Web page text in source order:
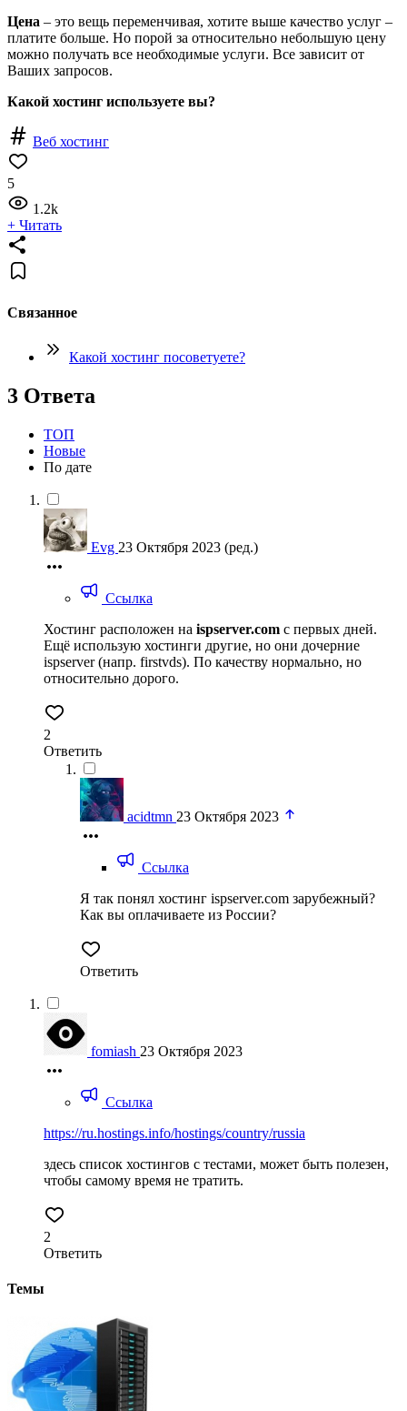
Цена – это вещь переменчивая, хотите выше качество услуг –
платите больше. Но порой за относительно небольшую цену
можно получать все необходимые услуги. Все зависит от
Ваших запросов.
Какой хостинг используете вы?
Веб хостинг
5
1.2k
+ Читать
Связанное
Какой хостинг посоветуете?
3 Ответа
ТОП
Новые
По дате
Evg 23 Октября 2023 (ред.)
Ссылка
Хостинг расположен на ispserver.com с первых дней.
Ещё использую хостинги другие, но они дочерние
ispserver (напр. firstvds). По качеству нормально, но
относительно дорого.
2
Ответить
acidtmn 23 Октября 2023
Ссылка
Я так понял хостинг ispserver.com зарубежный?
Как вы оплачиваете из России?
Ответить
fomiash 23 Октября 2023
Ссылка
https://ru.hostings.info/hostings/country/russia
здесь список хостингов с тестами, может быть полезен,
чтобы самому время не тратить.
2
Ответить
Темы